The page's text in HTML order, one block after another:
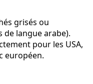
grisés ou
de langue arabe).
pour les USA,
européen.